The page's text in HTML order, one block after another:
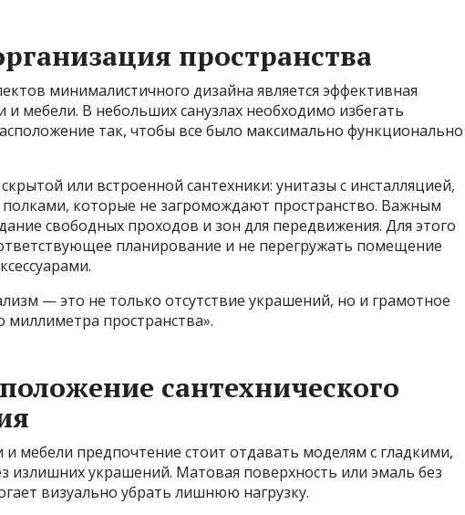
пространства
минималистичного дизайна является эффективная
и мебели. В небольших санузлах необходимо избегать
так, чтобы все было максимально функционально
или встроенной сантехники: унитазы с инсталляцией,
которые не загромождают пространство. Важным
свободных проходов и зон для передвижения. Для этого
планирование и не перегружать помещение
— это не только отсутствие украшений, но и грамотное
миллиметра пространства».
сантехнического
мебели предпочтение стоит отдавать моделям с гладкими,
излишних украшений. Матовая поверхность или эмаль без
визуально убрать лишнюю нагрузку.